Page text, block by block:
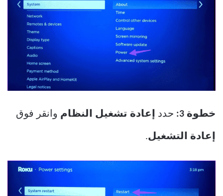
خطوة 3: حدد إعادة تشغيل النظام وانقر فوق
إعادة التشغيل.